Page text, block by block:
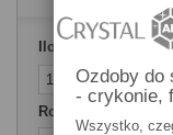
Ilość
Rozmiary ubrań
Ozdoby do
- crykonie,
Wszystko,